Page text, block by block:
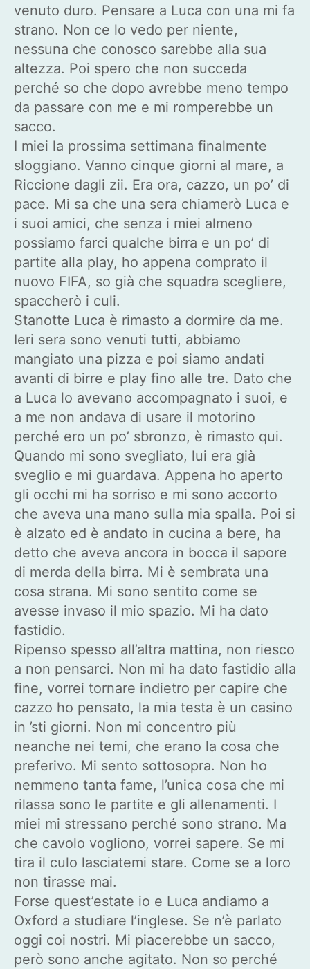
venuto duro. Pensare a Luca con una mi fa
strano. Non ce lo vedo per niente,
nessuna che conosco sarebbe alla sua
altezza. Poi spero che non succeda
perché so che dopo avrebbe meno tempo
da passare con me e mi romperebbe un
sacco.
I miei la prossima settimana finalmente
sloggiano. Vanno cinque giorni al mare, a
Riccione dagli zii. Era ora, cazzo, un po’ di
pace. Mi sa che una sera chiamerò Luca e
i suoi amici, che senza i miei almeno
possiamo farci qualche birra e un po’ di
partite alla play, ho appena comprato il
nuovo FIFA, so già che squadra scegliere,
spaccherò i culi.
Stanotte Luca è rimasto a dormire da me.
Ieri sera sono venuti tutti, abbiamo
mangiato una pizza e poi siamo andati
avanti di birre e play fino alle tre. Dato che
a Luca lo avevano accompagnato i suoi, e
a me non andava di usare il motorino
perché ero un po’ sbronzo, è rimasto qui.
Quando mi sono svegliato, lui era già
sveglio e mi guardava. Appena ho aperto
gli occhi mi ha sorriso e mi sono accorto
che aveva una mano sulla mia spalla. Poi si
è alzato ed è andato in cucina a bere, ha
detto che aveva ancora in bocca il sapore
di merda della birra. Mi è sembrata una
cosa strana. Mi sono sentito come se
avesse invaso il mio spazio. Mi ha dato
fastidio.
Ripenso spesso all’altra mattina, non riesco
a non pensarci. Non mi ha dato fastidio alla
fine, vorrei tornare indietro per capire che
cazzo ho pensato, la mia testa è un casino
in ’sti giorni. Non mi concentro più
neanche nei temi, che erano la cosa che
preferivo. Mi sento sottosopra. Non ho
nemmeno tanta fame, l’unica cosa che mi
rilassa sono le partite e gli allenamenti. I
miei mi stressano perché sono strano. Ma
che cavolo vogliono, vorrei sapere. Se mi
tira il culo lasciatemi stare. Come se a loro
non tirasse mai.
Forse quest’estate io e Luca andiamo a
Oxford a studiare l’inglese. Se n’è parlato
oggi coi nostri. Mi piacerebbe un sacco,
però sono anche agitato. Non so perché